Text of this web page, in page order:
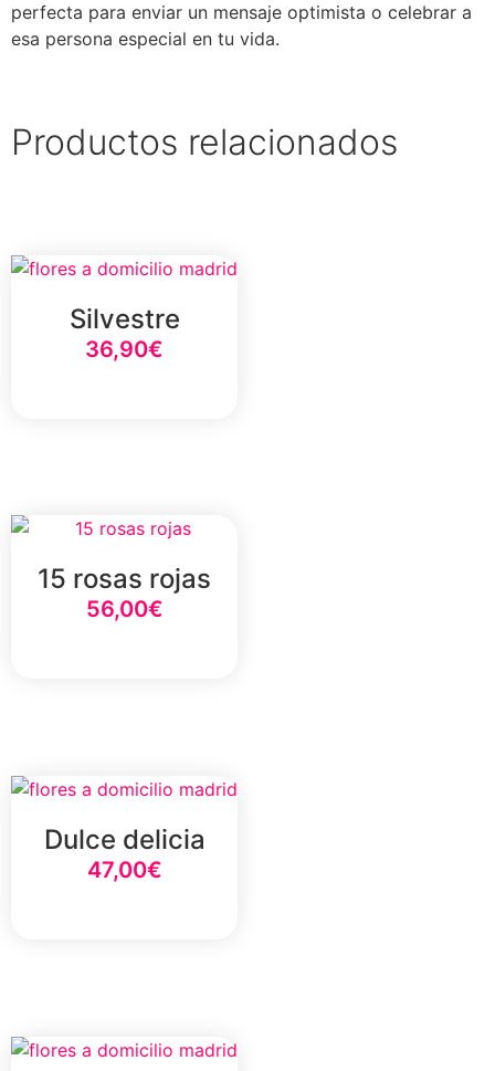
perfecta para enviar un mensaje optimista o celebrar a
esa persona especial en tu vida.
Productos relacionados
Silvestre
36,90€
15 rosas rojas
56,00€
Dulce delicia
47,00€